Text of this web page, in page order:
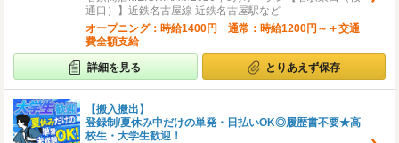
通口）】近鉄名古屋線 近鉄名古屋駅など
オープニング：時給1400円 通常：時給1200円～＋交通
費全額支給
詳細を見る とりあえず保存
【搬入搬出】
登録制/夏休み中だけの単発・日払いOK◎履歴書不要★高
校生・大学生歓迎！